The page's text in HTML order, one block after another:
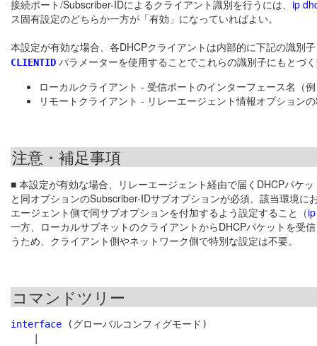
接続ポート/Subscriber-IDによるクライアント識別を行うには、 ip
ス固有設定のどちらか一方が「有効」になっていればよい。
本設定が有効な場合、各DHCPクライアントは内部的に下記の識別
CLIENTID パラメーターを使用することでこれらの識別子にもとづ
ローカルクライアント - 受信ポートのインターフェース名（
リモートクライアント - リレーエージェント情報オプション
注意・補足事項
■ 本設定が有効な場合、リレーエージェント経由で届くDHCPパケ
と同オプションのSubscriber-IDサブオプションが必須。該当環境
エージェント側で同サブオプションを付加するよう設定すること（
一方、ローカルサブネットのクライアントからDHCPパケットを受
うため、クライアント側やネットワーク側で特別な設定は不要。
コマンドツリー
interface (グローバルコンフィグモード)